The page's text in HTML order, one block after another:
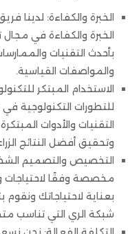
الخبرة والكفاءة: لدينا
الخبرة والكفاءة في
بأحدث التقنيات
والمواصفات القياسية.
الاستخدام المبتكر
للتطورات التكنولوجية
التقنيات والأدوات
وتحقيق أفضل النتائج
التخصيص والتصميم
مخصصة وفقًا
بعناية لاحتياجاتك
شبكة الري التي تناسب